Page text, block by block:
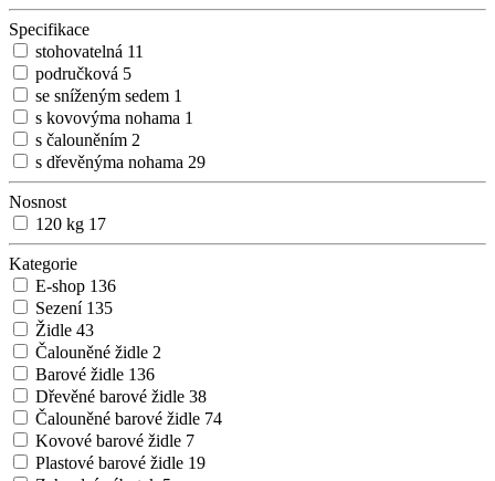
Specifikace
stohovatelná 11
područková 5
se sníženým sedem 1
s kovovýma nohama 1
s čalouněním 2
s dřevěnýma nohama 29
Nosnost
120 kg 17
Kategorie
E-shop 136
Sezení 135
Židle 43
Čalouněné židle 2
Barové židle 136
Dřevěné barové židle 38
Čalouněné barové židle 74
Kovové barové židle 7
Plastové barové židle 19